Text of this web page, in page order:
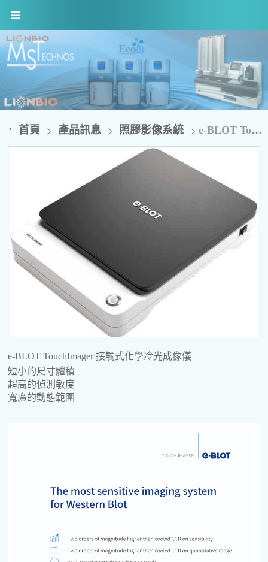
首頁 產品訊息 照膠影像系統 e-BLOT TouchImager 接觸式化學冷光成像儀
e-BLOT TouchImager 接觸式化學冷光成像儀
短小的尺寸體積
超高的偵測敏度
寬廣的動態範圍